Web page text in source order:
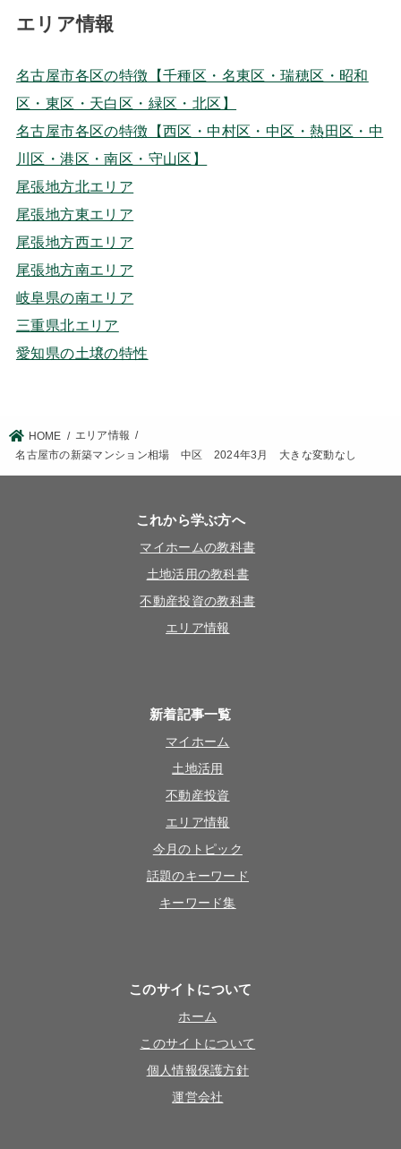
エリア情報
名古屋市各区の特徴【千種区・名東区・瑞穂区・昭和
区・東区・天白区・緑区・北区】
名古屋市各区の特徴【西区・中村区・中区・熱田区・中
川区・港区・南区・守山区】
尾張地方北エリア
尾張地方東エリア
尾張地方西エリア
尾張地方南エリア
岐阜県の南エリア
三重県北エリア
愛知県の土壌の特性
HOME
エリア情報
名古屋市の新築マンション相場 中区 2024年3月 大きな変動なし
これから学ぶ方へ
マイホームの教科書
土地活用の教科書
不動産投資の教科書
エリア情報
新着記事一覧
マイホーム
土地活用
不動産投資
エリア情報
今月のトピック
話題のキーワード
キーワード集
このサイトについて
ホーム
このサイトについて
個人情報保護方針
運営会社